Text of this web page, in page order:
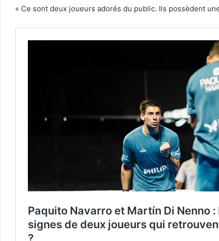
« Ce sont deux joueurs adorés du public. Ils possèdent